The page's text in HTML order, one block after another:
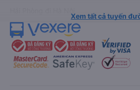
Xem tất cả tuyến